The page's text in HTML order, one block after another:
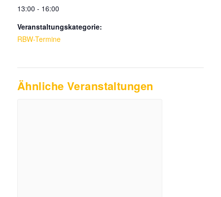
13:00 - 16:00
Veranstaltungskategorie:
RBW-Termine
Ähnliche Veranstaltungen